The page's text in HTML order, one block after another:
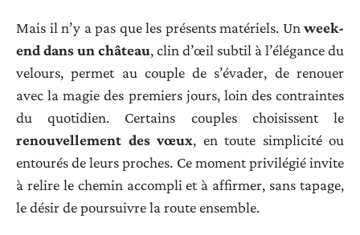
Mais il n’y a pas que les présents matériels. Unweek-
end dans un château, clin d’œil subtil à l’élégance du
velours, permet au couple de s’évader, de renouer
avec la magie des premiers jours, loin des contraintes
du quotidien. Certains couples choisissent le
renouvellement des vœux, en toute simplicité ou
entourés de leurs proches. Ce moment privilégié invite
à relire le chemin accompli et à affirmer, sans tapage,
le désir de poursuivre la route ensemble.